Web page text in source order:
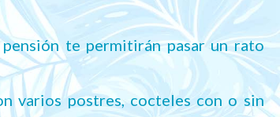
te permitirán pasar un rato
varios postres, cocteles con o sin